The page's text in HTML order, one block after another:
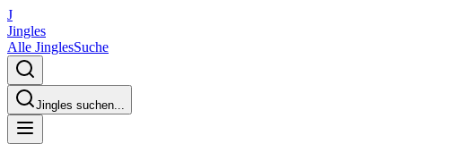
J
Jingles
Alle JinglesSuche
Jingles suchen...